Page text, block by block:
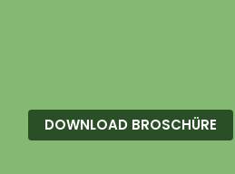
DOWNLOAD BROSCHÜRE